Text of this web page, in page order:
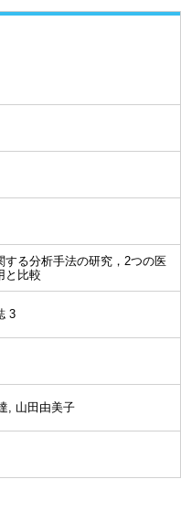
る分析手法の研究，2つの医
と比較
3
, 山田由美子